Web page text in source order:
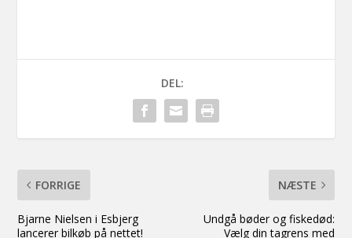
DEL:
FORRIGE
Bjarne Nielsen i Esbjerg
lancerer bilkøb på nettet!
NÆSTE
Undgå bøder og fiskedød:
Vælg din tagrens med